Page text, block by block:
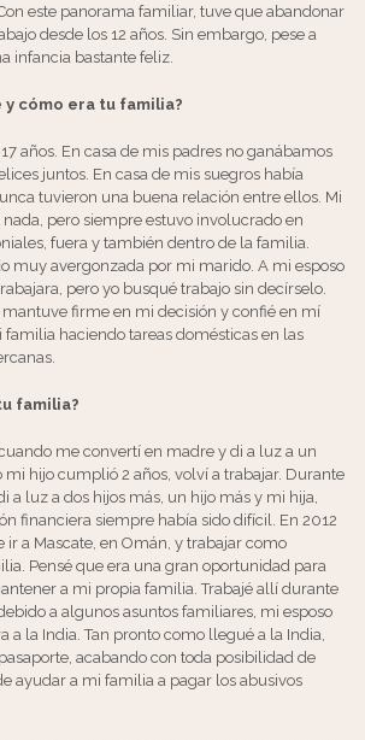
este panorama familiar, tuve que abandonar
desde los 12 años. Sin embargo, pese a
infancia bastante feliz.
y cómo era tu familia?
años. En casa de mis padres no ganábamos
juntos. En casa de mis suegros había
tuvieron una buena relación entre ellos. Mi
nada, pero siempre estuvo involucrado en
fuera y también dentro de la familia.
muy avergonzada por mi marido. A mi esposo
pero yo busqué trabajo sin decírselo.
mantuve firme en mi decisión y confié en mí
haciendo tareas domésticas en las
familia?
me convertí en madre y di a luz a un
mi hijo cumplió 2 años, volví a trabajar. Durante
a luz a dos hijos más, un hijo más y mi hija,
financiera siempre había sido difícil. En 2012
a Mascate, en Omán, y trabajar como
Pensé que era una gran oportunidad para
a mi propia familia. Trabajé allí durante
a algunos asuntos familiares, mi esposo
a la India. Tan pronto como llegué a la India,
acabando con toda posibilidad de
ayudar a mi familia a pagar los abusivos